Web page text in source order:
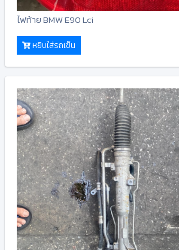
ไฟท้าย BMW E90 Lci
หยิบใส่รถเข็น